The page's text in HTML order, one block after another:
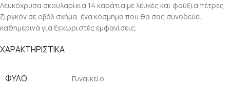
Λευκόχρυσα σκουλαρίκια 14 καράτια με λευκές και φούξια πέτρες
ζιργκόν σε οβάλ σχήμα, ένα κόσμημα που θα σας συνοδεύει
καθημερινά για ξεχωριστές εμφανίσεις.
ΧΑΡΑΚΤΗΡΙΣΤΙΚΑ
ΦΎΛΟ Γυναικείο